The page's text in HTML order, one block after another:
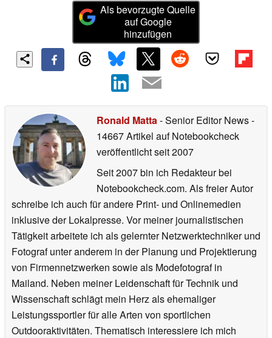
Als bevorzugte Quelle
auf Google
hinzufügen
Ronald Matta- Senior Editor News-
14667 Artikel auf Notebookcheck
veröffentlichtseit 2007
Seit 2007 bin ich Redakteur bei
Notebookcheck.com. Als freier Autor
schreibe ich auch für andere Print- und Onlinemedien
inklusive der Lokalpresse. Vor meiner journalistischen
Tätigkeit arbeitete ich als gelernter Netzwerktechniker und
Fotograf unter anderem in der Planung und Projektierung
von Firmennetzwerken sowie als Modefotograf in
Mailand. Neben meiner Leidenschaft für Technik und
Wissenschaft schlägt mein Herz als ehemaliger
Leistungssportler für alle Arten von sportlichen
Outdooraktivitäten. Thematisch interessiere ich mich